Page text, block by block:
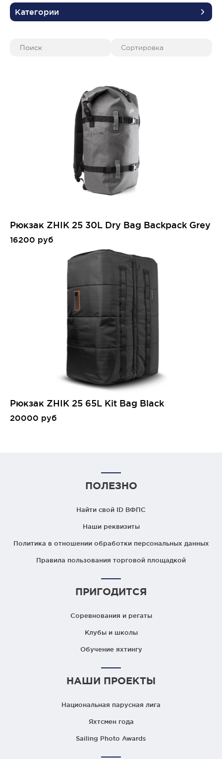
Категории
Рюкзак ZHIK 25 30L Dry Bag Backpack Grey
16200 руб
Рюкзак ZHIK 25 65L Kit Bag Black
20000 руб
ПОЛЕЗНО
Найти свой ID ВФПС
Наши реквизиты
Политика в отношении обработки персональных данных
Правила пользования торговой площадкой
ПРИГОДИТСЯ
Соревнования и регаты
Клубы и школы
Обучение яхтингу
НАШИ ПРОЕКТЫ
Национальная парусная лига
Яхтсмен года
Sailing Photo Awards